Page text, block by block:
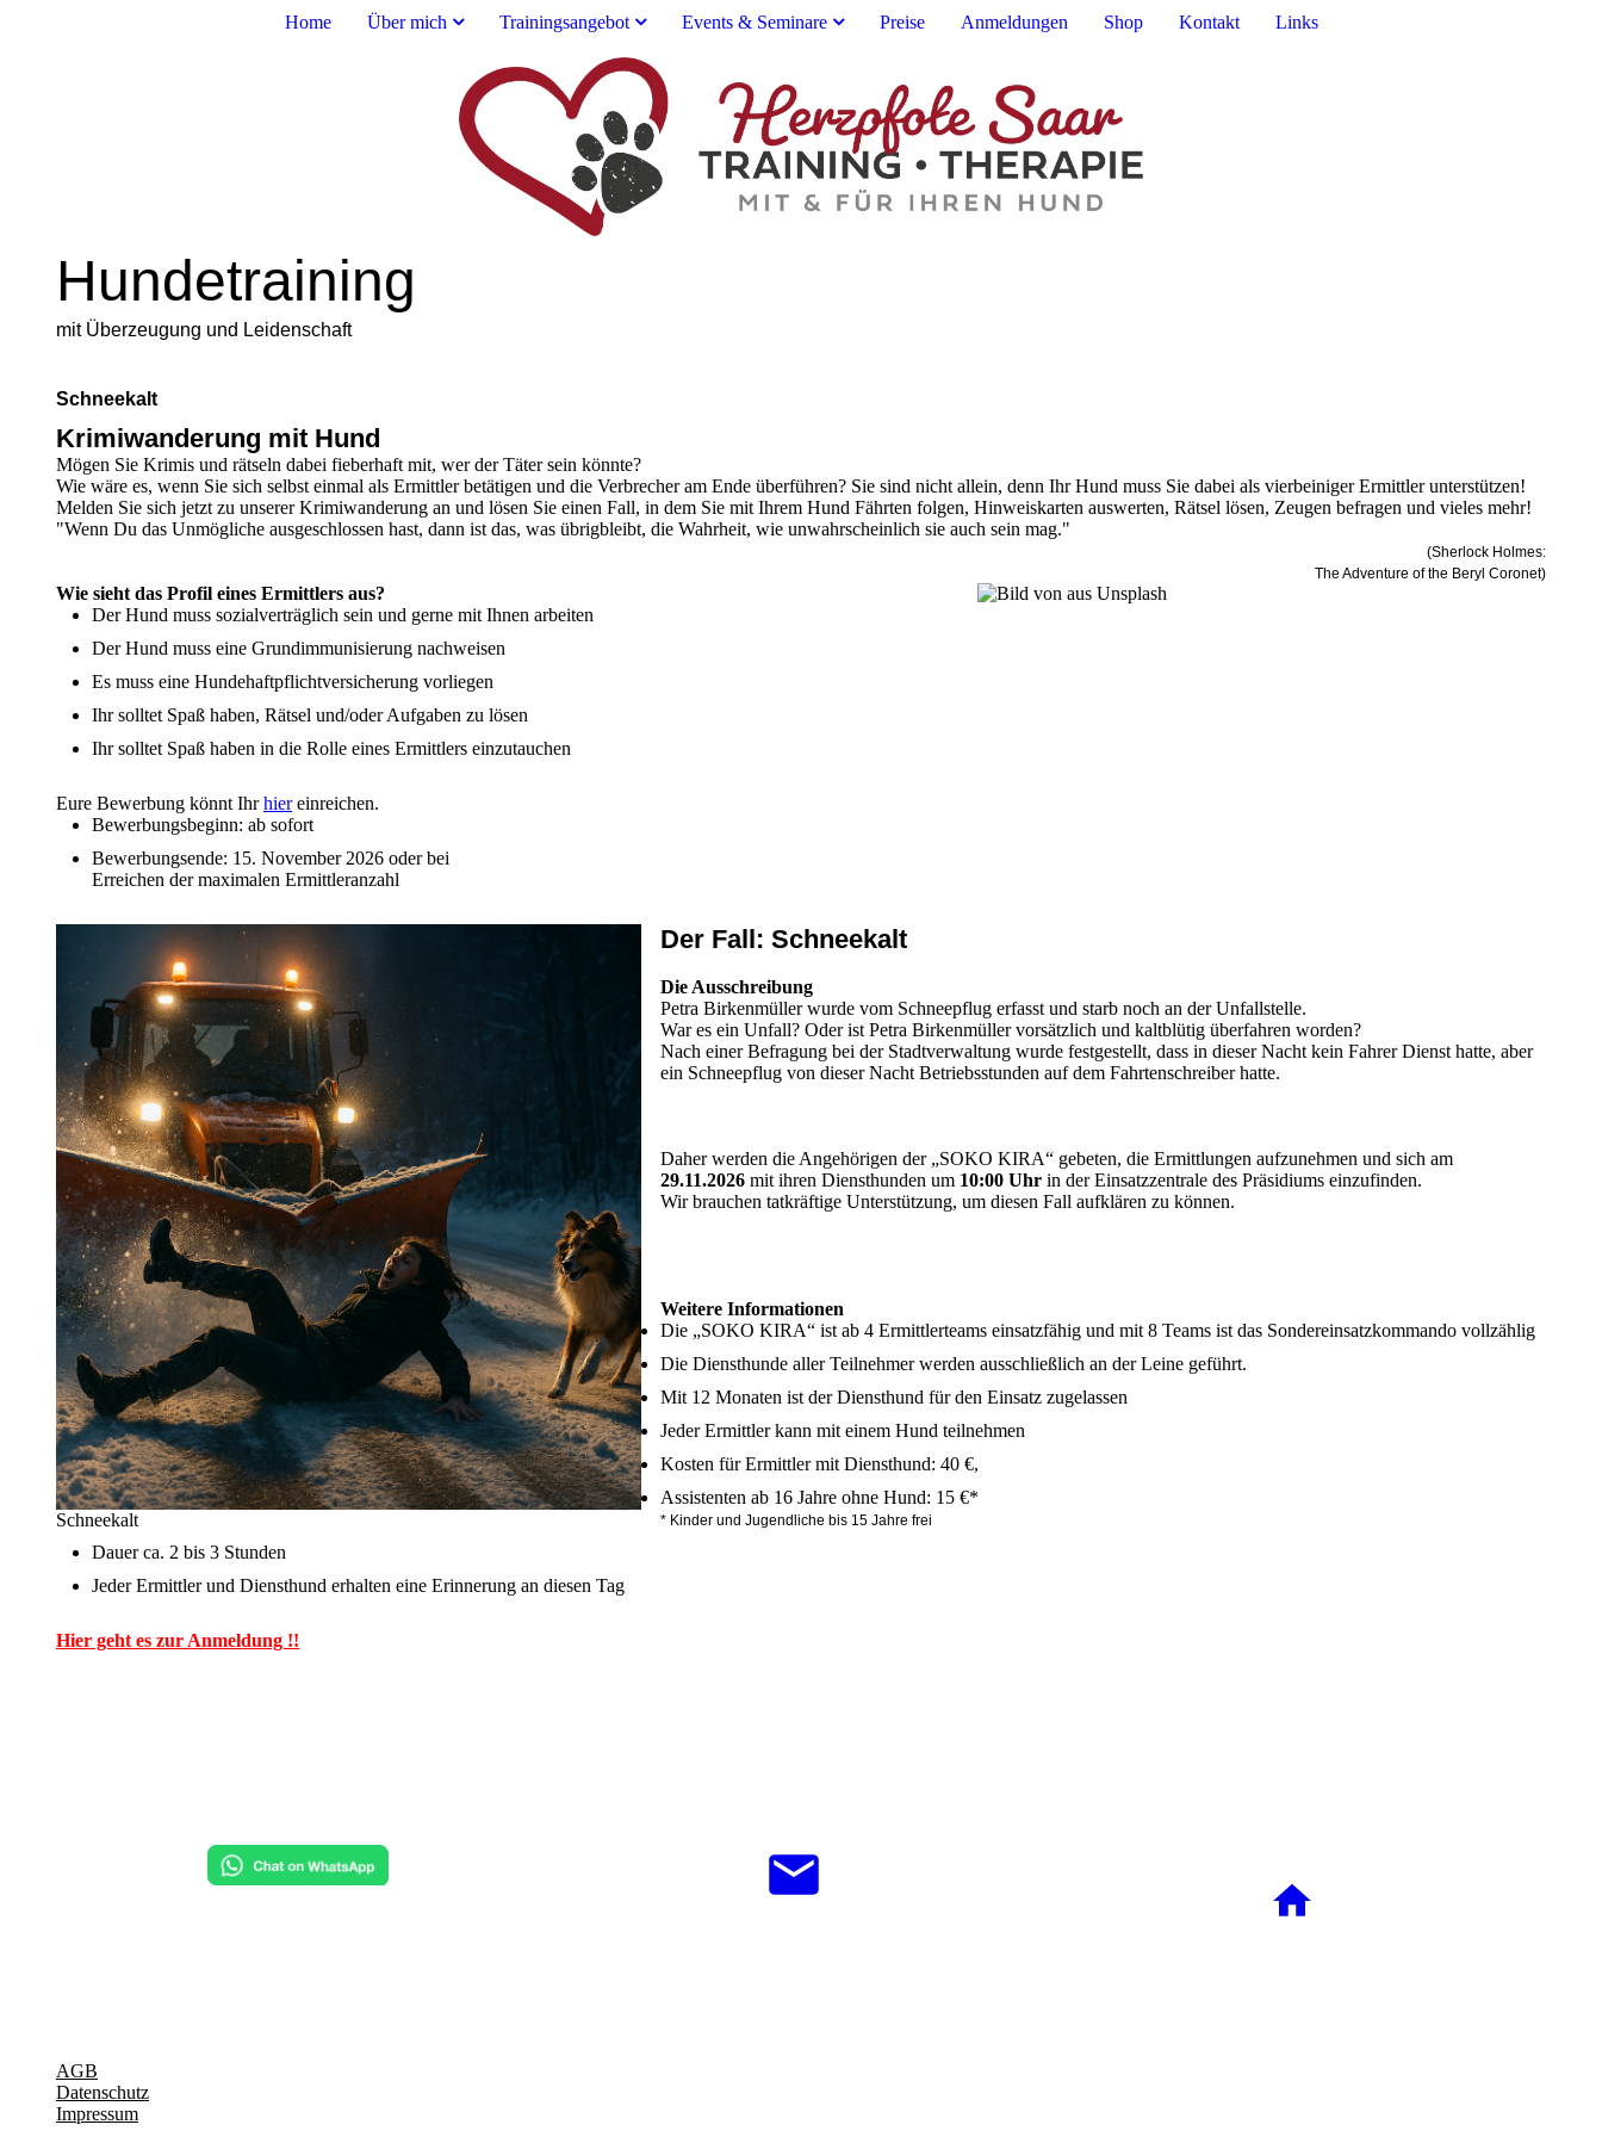
Home Über mich Trainingsangebot Events & Seminare Preise Anmeldungen Shop Kontakt Links
Hundetraining
mit Überzeugung und Leidenschaft
Schneekalt
Krimiwanderung mit Hund
Mögen Sie Krimis und rätseln dabei fieberhaft mit, wer der Täter sein könnte?
Wie wäre es, wenn Sie sich selbst einmal als Ermittler betätigen und die Verbrecher am Ende überführen? Sie sind nicht allein, denn Ihr Hund muss Sie dabei als vierbeiniger Ermittler unterstützen!
Melden Sie sich jetzt zu unserer Krimiwanderung an und lösen Sie einen Fall, in dem Sie mit Ihrem Hund Fährten folgen, Hinweiskarten auswerten, Rätsel lösen, Zeugen befragen und vieles mehr!
"Wenn Du das Unmögliche ausgeschlossen hast, dann ist das, was übrigbleibt, die Wahrheit, wie unwahrscheinlich sie auch sein mag."
(Sherlock Holmes:
The Adventure of the Beryl Coronet)
Wie sieht das Profil eines Ermittlers aus?
Der Hund muss sozialverträglich sein und gerne mit Ihnen arbeiten
Der Hund muss eine Grundimmunisierung nachweisen
Es muss eine Hundehaftpflichtversicherung vorliegen
Ihr solltet Spaß haben, Rätsel und/oder Aufgaben zu lösen
Ihr solltet Spaß haben in die Rolle eines Ermittlers einzutauchen
Eure Bewerbung könnt Ihrhiereinreichen.
Bewerbungsbeginn: ab sofort
Bewerbungsende: 15. November 2026 oder bei
Erreichen der maximalen Ermittleranzahl
Schneekalt
Der Fall: Schneekalt
Die Ausschreibung
Petra Birkenmüller wurde vom Schneepflug erfasst und starb noch an der Unfallstelle.
War es ein Unfall? Oder ist Petra Birkenmüller vorsätzlich und kaltblütig überfahren worden?
Nach einer Befragung bei der Stadtverwaltung wurde festgestellt, dass in dieser Nacht kein Fahrer Dienst hatte, aber
ein Schneepflug von dieser Nacht Betriebsstunden auf dem Fahrtenschreiber hatte.
Daher werden die Angehörigen der „SOKO KIRA“ gebeten, die Ermittlungen aufzunehmen und sich am
29.11.2026 mit ihren Diensthunden um 10:00 Uhrin der Einsatzzentrale des Präsidiums einzufinden.
Wir brauchen tatkräftige Unterstützung, um diesen Fall aufklären zu können.
Weitere Informationen
Die „SOKO KIRA“ ist ab 4 Ermittlerteams einsatzfähig und mit 8 Teams ist das Sondereinsatzkommando vollzählig
Die Diensthunde aller Teilnehmer werden ausschließlich an der Leine geführt.
Mit 12 Monaten ist der Diensthund für den Einsatz zugelassen
Jeder Ermittler kann mit einem Hund teilnehmen
Kosten für Ermittler mit Diensthund: 40 €,
Assistenten ab 16 Jahre ohne Hund: 15 €*
* Kinder und Jugendliche bis 15 Jahre frei
Dauer ca. 2 bis 3 Stunden
Jeder Ermittler und Diensthund erhalten eine Erinnerung an diesen Tag
Hier geht es zur Anmeldung !!
AGB
Datenschutz
Impressum